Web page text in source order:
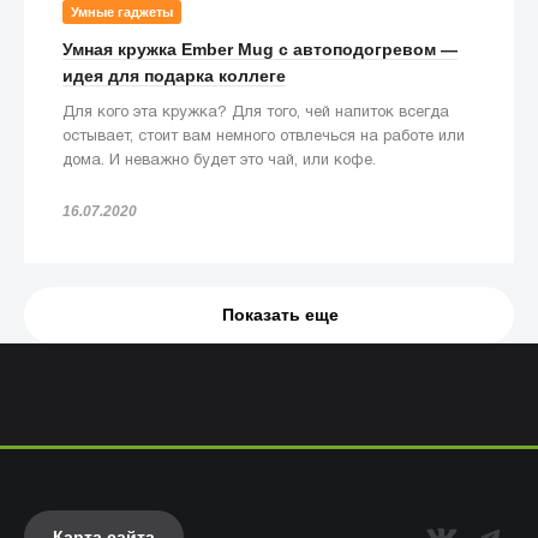
Умные гаджеты
Умная кружка Ember Mug с автоподогревом —
идея для подарка коллеге
Для кого эта кружка? Для того, чей напиток всегда
остывает, стоит вам немного отвлечься на работе или
дома. И неважно будет это чай, или кофе.
16.07.2020
Показать еще